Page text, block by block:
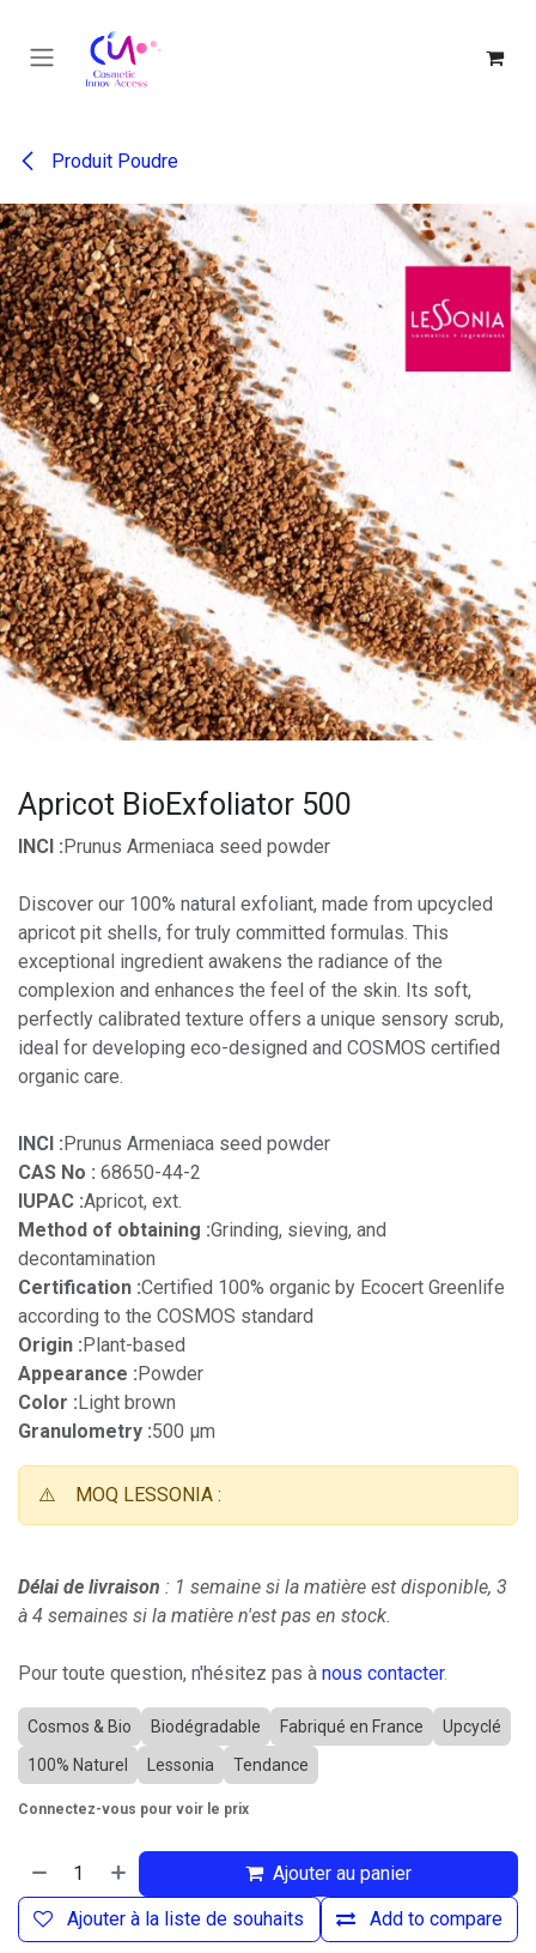
Produit Poudre
Apricot BioExfoliator 500
INCI :Prunus Armeniaca seed powder
Discover our 100% natural exfoliant, made from upcycled
apricot pit shells, for truly committed formulas. This
exceptional ingredient awakens the radiance of the
complexion and enhances the feel of the skin. Its soft,
perfectly calibrated texture offers a unique sensory scrub,
ideal for developing eco-designed and COSMOS certified
organic care.
INCI :Prunus Armeniaca seed powder
CAS No : 68650-44-2
IUPAC :Apricot, ext.
Method of obtaining :Grinding, sieving, and
decontamination
Certification :Certified 100% organic by Ecocert Greenlife
according to the COSMOS standard
Origin :Plant-based
Appearance :Powder
Color :Light brown
Granulometry :500 µm
⚠️ MOQ LESSONIA :
Délai de livraison : 1 semaine si la matière est disponible, 3
à 4 semaines si la matière n'est pas en stock.
Pour toute question, n'hésitez pas à nous contacter.
Cosmos & Bio Biodégradable Fabriqué en France
Upcyclé
100% Naturel
Lessonia Tendance
Connectez-vous pour voir le prix
Ajouter au panier
Add to compare
Ajouter à la liste de souhaits